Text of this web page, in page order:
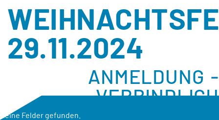
29.11.2024
ANMELDUNG -
VERBINDLICH
Keine Felder gefunden.